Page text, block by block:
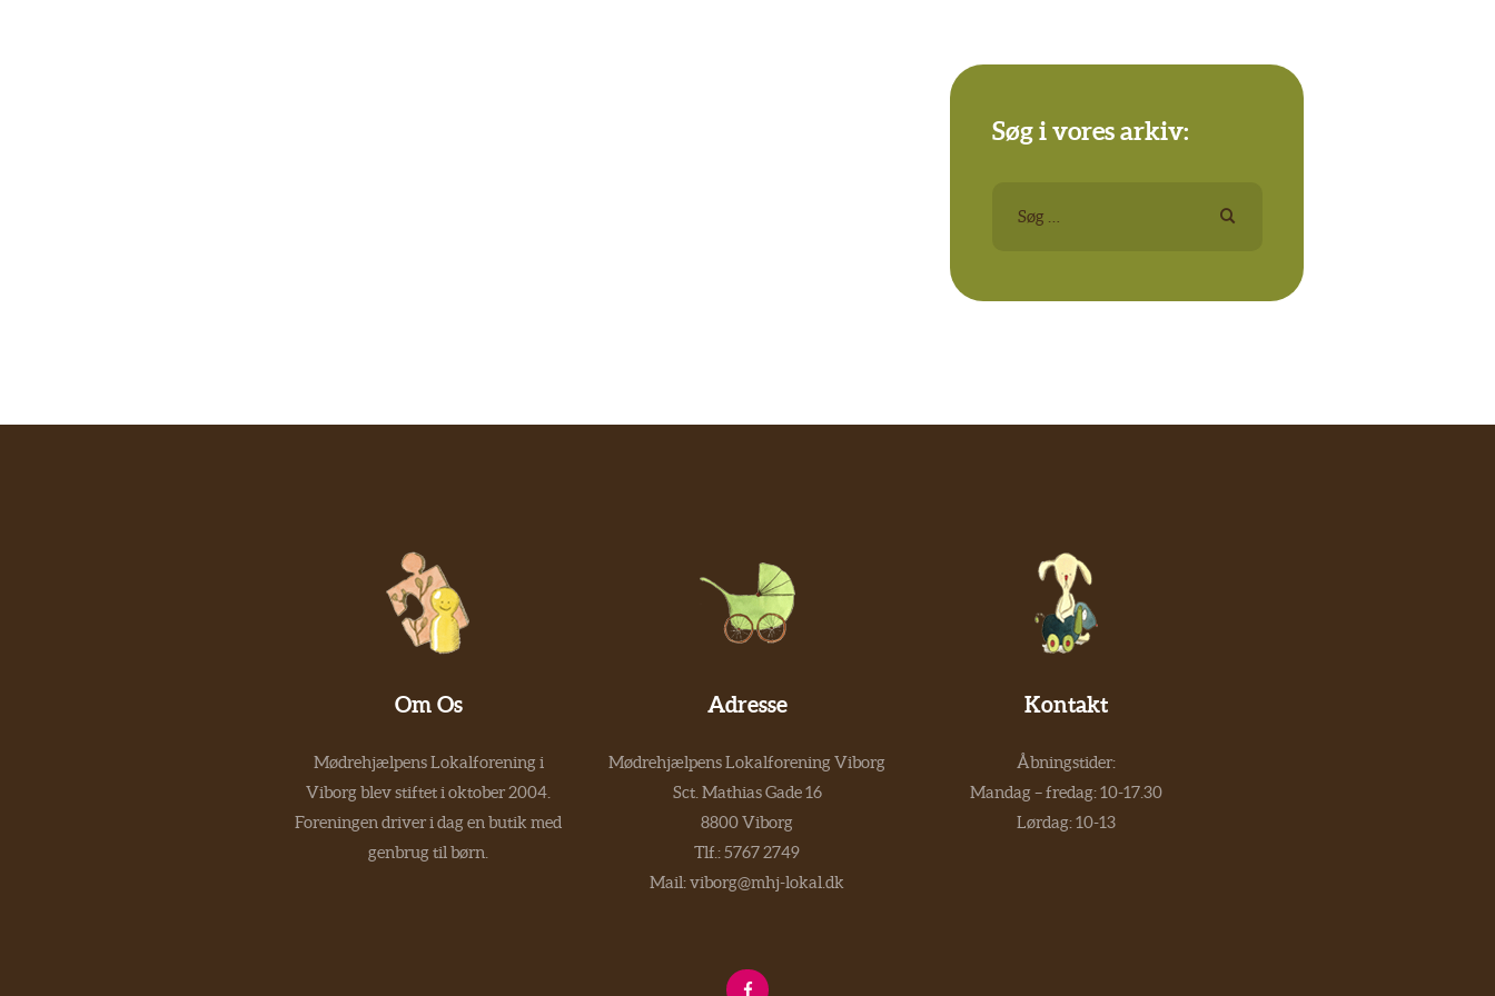
Søg i vores arkiv:
efter:
Om Os
Mødrehjælpens Lokalforening i
Viborg blev stiftet i oktober 2004.
Foreningen driver i dag en butik med
genbrug til børn.
Adresse
Mødrehjælpens Lokalforening Viborg
Sct. Mathias Gade 16
8800 Viborg
Tlf.:5767 2749
Mail:viborg@mhj-lokal.dk
Kontakt
Åbningstider:
Mandag – fredag: 10-17.30
Lørdag: 10-13